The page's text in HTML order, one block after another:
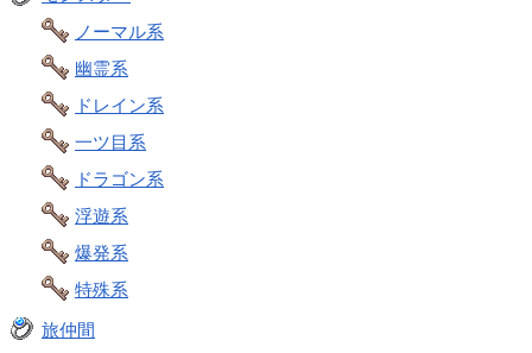
ノーマル系
幽霊系
ドレイン系
一ツ目系
ドラゴン系
浮遊系
爆発系
特殊系
旅仲間